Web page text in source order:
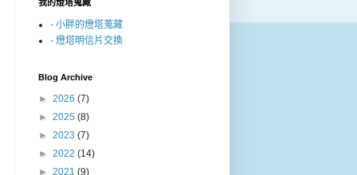
我的燈塔蒐藏
- 小胖的燈塔蒐藏
- 燈塔明信片交換
Blog Archive
► 2026 (7)
► 2025 (8)
► 2023 (7)
► 2022 (14)
► 2021 (9)